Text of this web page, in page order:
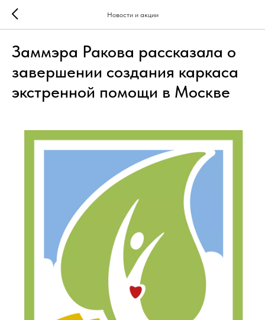
Новости и акции
Заммэра Ракова рассказала о
завершении создания каркаса
экстренной помощи в Москве